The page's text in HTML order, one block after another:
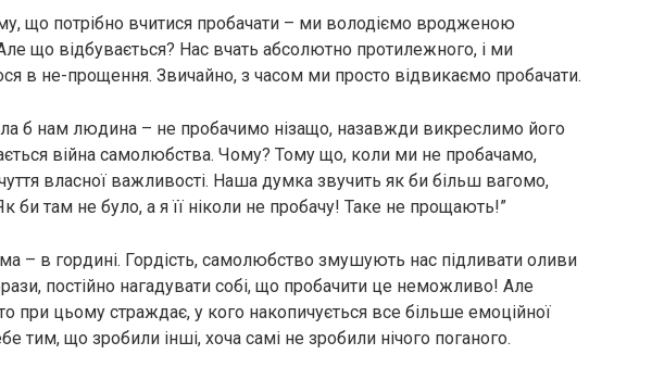
що потрібно вчитися пробачати – ми володіємо вродженою
що відбувається? Нас вчать абсолютно протилежного, і ми
в не-прощення. Звичайно, з часом ми просто відвикаємо пробачати.
б нам людина – не пробачимо нізащо, назавжди викреслимо його
війна самолюбства. Чому? Тому що, коли ми не пробачамо,
власної важливості. Наша думка звучить як би більш вагомо,
би там не було, а я її ніколи не пробачу! Таке не прощають!”
– в гордині. Гордість, самолюбство змушують нас підливати оливи
постійно нагадувати собі, що пробачити це неможливо! Але
при цьому страждає, у кого накопичується все більше емоційної
тим, що зробили інші, хоча самі не зробили нічого поганого.